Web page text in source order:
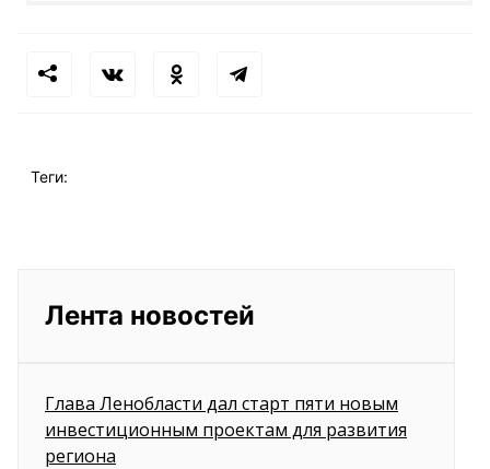
Теги:
Лента новостей
Глава Ленобласти дал старт пяти новым
инвестиционным проектам для развития
региона